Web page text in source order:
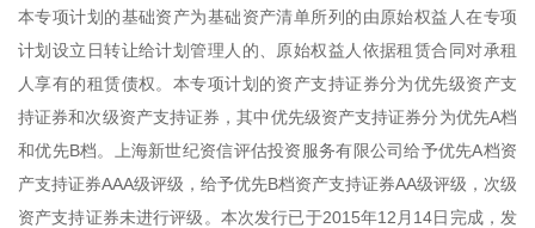
本专项计划的基础资产为基础资产清单所列的由原始权益人在专项
计划设立日转让给计划管理人的、原始权益人依据租赁合同对承租
人享有的租赁债权。本专项计划的资产支持证券分为优先级资产支
持证券和次级资产支持证券，其中优先级资产支持证券分为优先A档
和优先B档。上海新世纪资信评估投资服务有限公司给予优先A档资
产支持证券AAA级评级，给予优先B档资产支持证券AA级评级，次级
资产支持证券未进行评级。本次发行已于2015年12月14日完成，发